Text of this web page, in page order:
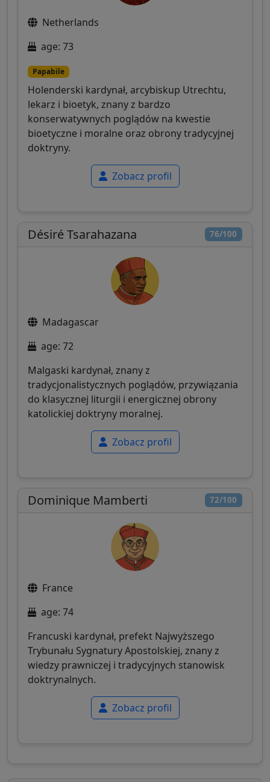
Netherlands
age: 73
Papabile
Holenderski kardynał, arcybiskup Utrechtu,
lekarz i bioetyk, znany z bardzo
konserwatywnych poglądów na kwestie
bioetyczne i moralne oraz obrony tradycyjnej
doktryny.
Zobacz profil
76/100
Désiré Tsarahazana
Madagascar
age: 72
Malgaski kardynał, znany z
tradycjonalistycznych poglądów, przywiązania
do klasycznej liturgii i energicznej obrony
katolickiej doktryny moralnej.
Zobacz profil
72/100
Dominique Mamberti
France
age: 74
Francuski kardynał, prefekt Najwyższego
Trybunału Sygnatury Apostolskiej, znany z
wiedzy prawniczej i tradycyjnych stanowisk
doktrynalnych.
Zobacz profil